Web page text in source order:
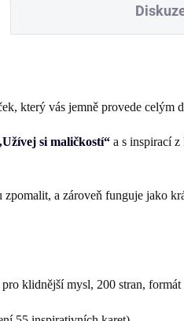
který vás jemně provede
si maličkostí“ a s inspirací z
a zároveň funguje jako
klidnější mysl, 200 stran,